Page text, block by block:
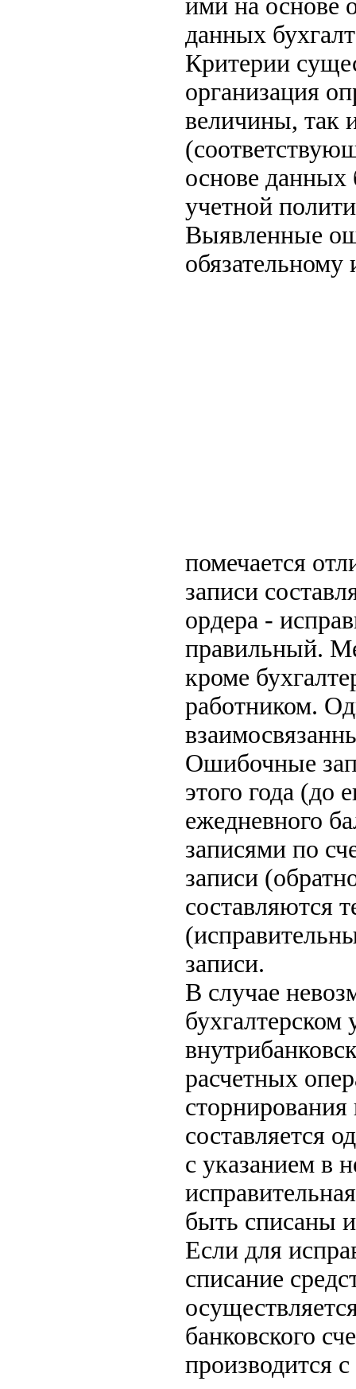
ими на основе
данных
Критерии
организация
величины, так
основе данных
учетной
Выявленные
помечается
записи
ордера -
правильный.
кроме
работником.
Ошибочные
этого года (до
ежедневного
записями по
записи
составляются
записи.
В случае
бухгалтерском
расчетных
составляется
с указанием в
быть списаны
Если для
списание
банковского
производится